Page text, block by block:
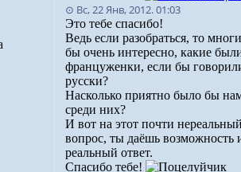
⊙ Вс, 22 Янв, 2012. 01:03
Это тебе спасибо!
Ведь если разобраться, то
бы очень интересно, какие
француженки, если бы
русски?
Насколько приятно было бы
среди них?
И вот на этот почти
вопрос, ты даёшь возможность
реальный ответ.
Спасибо тебе!